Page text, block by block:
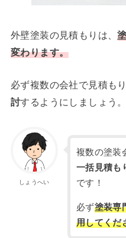
外壁塗装の見積もりは、
変わります。
必ず複数の会社で見積も
討するようにしましょう。
しょうへい
複数の塗装
一括見積も
です！
必ず塗装専
用してくだ